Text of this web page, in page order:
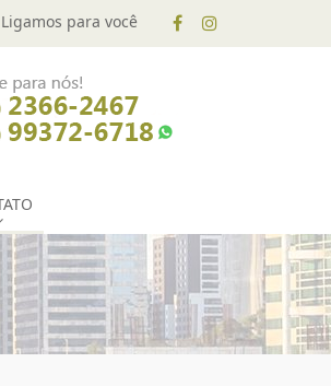
Ligamos para você